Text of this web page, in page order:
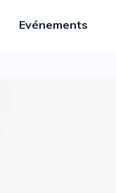
Evénements